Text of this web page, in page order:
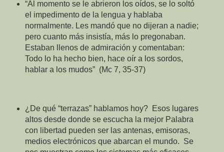
“Al momento se le abrieron los oídos, se lo soltó
el impedimento de la lengua y hablaba
normalmente. Les mandó que no dijeran a nadie;
pero cuanto más insistía, más lo pregonaban.
Estaban llenos de admiración y comentaban:
Todo lo ha hecho bien, hace oír a los sordos,
hablar a los mudos” (Mc 7, 35-37)
¿De qué “terrazas” hablamos hoy? Esos lugares
altos desde donde se escucha la mejor Palabra
con libertad pueden ser las antenas, emisoras,
medios electrónicos que abarcan el mundo. Se